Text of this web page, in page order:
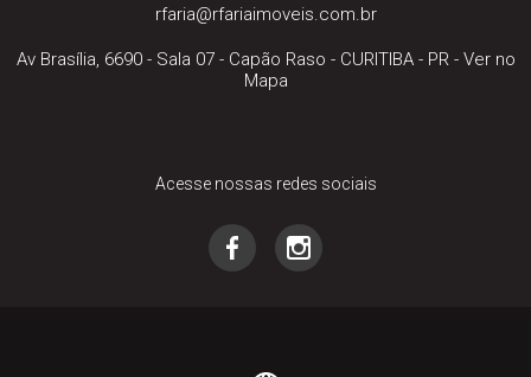
rfaria@rfariaimoveis.com.br
Av Brasília, 6690 - Sala 07- Capão Raso - CURITIBA- PR- Ver no
Mapa
Acesse nossas redes sociais